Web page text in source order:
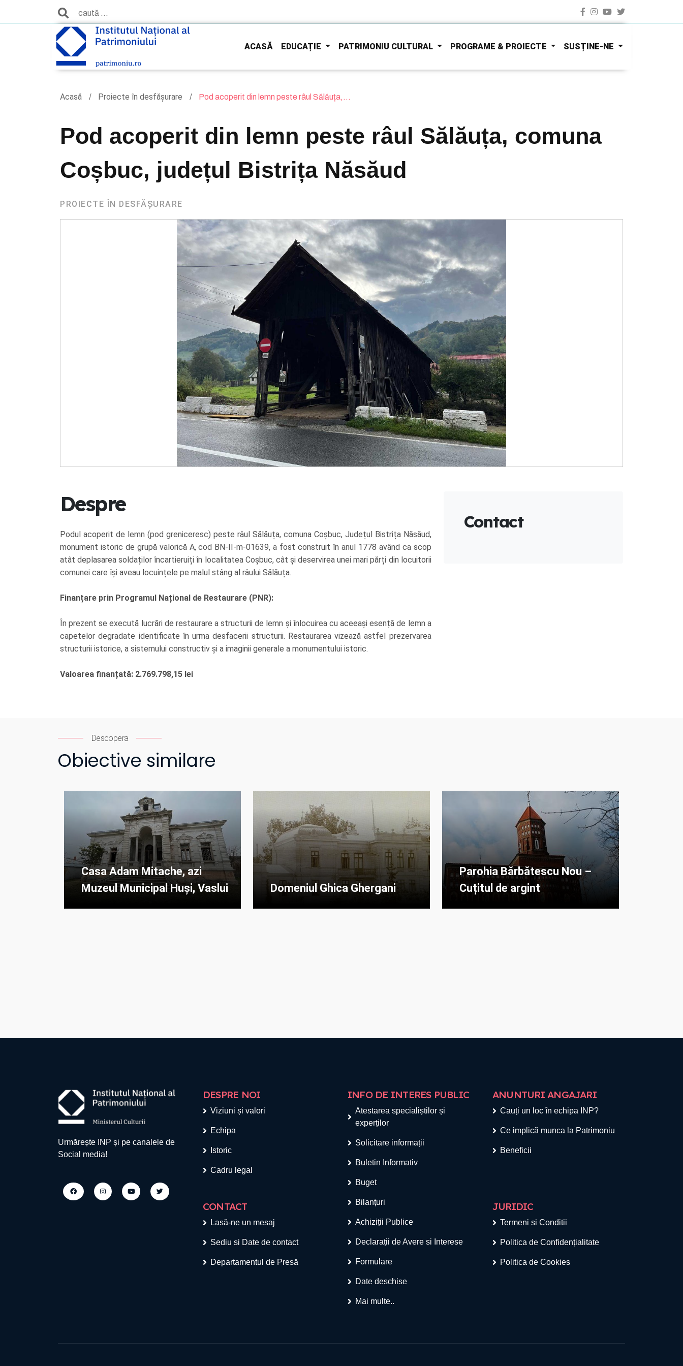
ACASĂ EDUCAȚIE PATRIMONIU CULTURAL PROGRAME & PROIECTE SUSȚINE-NE
Acasă Proiecte în desfășurare Pod acoperit din lemn peste râul Sălăuța,...
Pod acoperit din lemn peste râul Sălăuța, comuna
Coșbuc, județul Bistrița Năsăud
PROIECTE ÎN DESFĂȘURARE
Despre
Podul acoperit de lemn (pod greniceresc) peste râul Sălăuța, comuna Coșbuc, Județul Bistrița Năsăud,
monument istoric de grupă valorică A, cod BN-II-m-01639, a fost construit în anul 1778 având ca scop
atât deplasarea soldaților încartieruiți în localitatea Coșbuc, cât și deservirea unei mari părți din locuitorii
comunei care își aveau locuințele pe malul stâng al râului Sălăuța.
Finanțare prin Programul Național de Restaurare (PNR):
În prezent se execută lucrări de restaurare a structurii de lemn și înlocuirea cu aceeași esență de lemn a
capetelor degradate identificate în urma desfacerii structurii. Restaurarea vizează astfel prezervarea
structurii istorice, a sistemului constructiv și a imaginii generale a monumentului istoric.
Valoarea finanțată: 2.769.798,15 lei
Contact
Descopera
Obiective similare
Casa Adam Mitache, azi
Muzeul Municipal Huși, Vaslui
Domeniul Ghica Ghergani
Parohia Bărbătescu Nou –
Cuțitul de argint
Urmărește INP și pe canalele de
Social media!
DESPRE NOI
Viziuni și valori
Echipa
Istoric
Cadru legal
CONTACT
Lasă-ne un mesaj
Sediu si Date de contact
Departamentul de Presă
INFO DE INTERES PUBLIC
Atestarea specialiștilor și
experților
Solicitare informații
Buletin Informativ
Buget
Bilanțuri
Achiziții Publice
Declarații de Avere si Interese
Formulare
Date deschise
Mai multe..
ANUNTURI ANGAJARI
Cauți un loc în echipa INP?
Ce implică munca la Patrimoniu
Beneficii
JURIDIC
Termeni si Conditii
Politica de Confidențialitate
Politica de Cookies